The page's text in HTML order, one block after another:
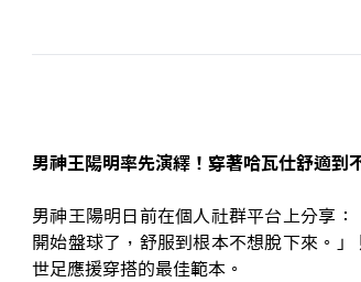
男神王陽明率先演繹！穿著哈瓦仕舒適到
男神王陽明日前在個人社群平台上分享
開始盤球了，舒服到根本不想脫下來。
世足應援穿搭的最佳範本。